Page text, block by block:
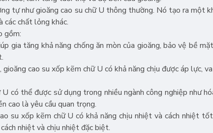
tự như gioăng cao su chữ U thông thường. Nó tạo ra một
các chất lỏng khác.
gồm:
gia tăng khả năng chống ăn mòn của gioăng, bảo vệ bề
cao su xốp kẽm chữ U có khả năng chịu được áp lực,
có thể được sử dụng trong nhiều ngành công nghiệp như
cao là yêu cầu quan trọng.
su xốp kẽm chữ U có khả năng chịu nhiệt và cách nhiệt
nhiệt và chịu nhiệt đặc biệt.